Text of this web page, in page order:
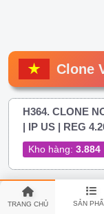
TRANG CHỦ SẢN
Clone
H364. CLONE
| IP US | REG
Kho hàng: 3.884
H374. Clone Việt
FULL 2FA